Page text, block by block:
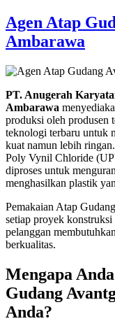
Agen Atap
Ambarawa
PT. Anugerah
Ambarawa
produksi oleh produsen
teknologi terbaru untuk
kuat namun lebih
Poly Vynil Chloride
diproses untuk
menghasilkan plastik
Pemakaian Atap
setiap proyek konstruksi
pelanggan
berkualitas.
Mengapa
Gudang
Anda?